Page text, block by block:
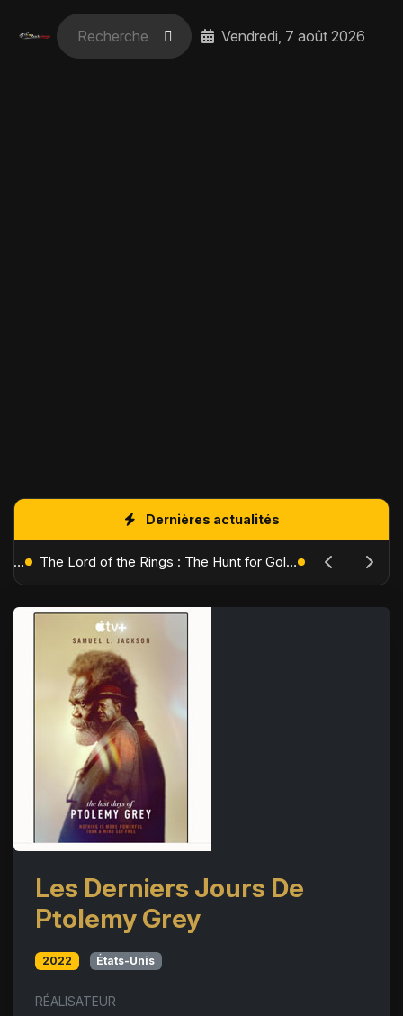
Vendredi, 7 août 2026
Dernières actualités
The Batman : Part II – Robert Pattinson replonge dans les ténèbres de Gotham dès octobre 2027 The Lord of the Rings : The Hunt for Gollum – Peter Jackson replonge dans la Terre du Milieu en 2027
Les Derniers Jours De
Ptolemy Grey
2022 États-Unis
RÉALISATEUR